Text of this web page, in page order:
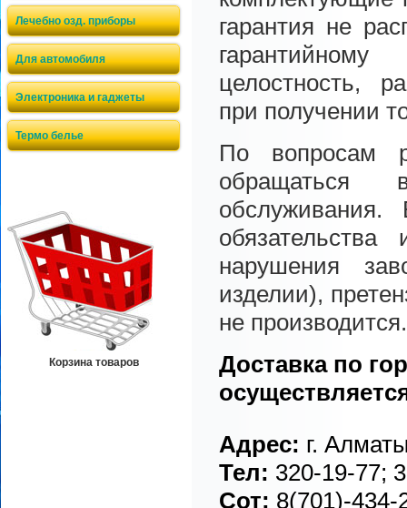
Лечебно озд. приборы
Для автомобиля
Электроника и гаджеты
Термо белье
Корзина товаров
гарантия не
целостность,
при получении
По вопросам
обращаться
обслуживания.
нарушения
изделии),
не производится.
Доставка по
Адрес: г.
Тел: 320-19-77;
Сот: 8(701)-434-